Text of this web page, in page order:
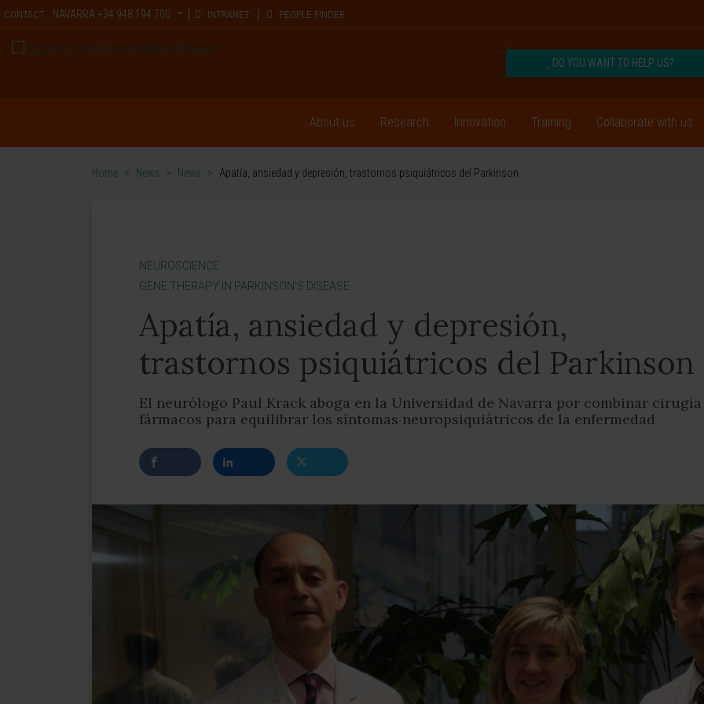
CONTACT NAVARRA +34 948 194 700 INTRANET PEOPLE FINDER
DO YOU WANT TO HELP US?
About us Research Innovation Training Collaborate with us
Home > News > News > Apatía, ansiedad y depresión, trastornos psiquiátricos del Parkinson
NEUROSCIENCE
GENE THERAPY IN PARKINSON'S DISEASE
Apatía, ansiedad y depresión,
trastornos psiquiátricos del Parkinson
El neurólogo Paul Krack aboga en la Universidad de Navarra por combinar
fármacos para equilibrar los síntomas neuropsiquiátricos de la enfermedad